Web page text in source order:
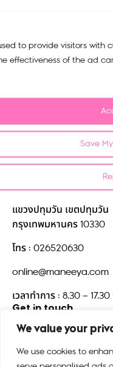
We value your
We use cookies to
to provide visitors with
effectiveness of the ad
Save
Cart
Refund and Return
Contact us
บริษัท มณียาคอนเซพทส์
แขวงปทุมวัน เขตปทุมวัน
กรุงเทพมหานคร 10330
โทร : 026520630
online@maneeya.com
เวลาทำการ : 8.30 – 17.30
Get in touch